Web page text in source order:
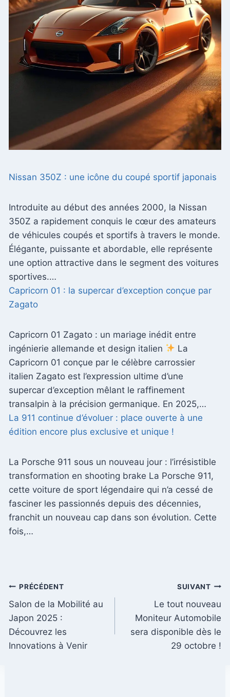
Nissan 350Z : une icône du coupé sportif japonais
Introduite au début des années 2000, la Nissan
350Z a rapidement conquis le cœur des amateurs
de véhicules coupés et sportifs à travers le monde.
Élégante, puissante et abordable, elle représente
une option attractive dans le segment des voitures
sportives.…
Capricorn 01 : la supercar d’exception conçue par
Zagato
Capricorn 01 Zagato : un mariage inédit entre
ingénierie allemande et design italien
La
Capricorn 01 conçue par le célèbre carrossier
italien Zagato est l’expression ultime d’une
supercar d’exception mêlant le raffinement
transalpin à la précision germanique. En 2025,…
La 911 continue d’évoluer : place ouverte à une
édition encore plus exclusive et unique !
La Porsche 911 sous un nouveau jour : l’irrésistible
transformation en shooting brake La Porsche 911,
cette voiture de sport légendaire qui n’a cessé de
fasciner les passionnés depuis des décennies,
franchit un nouveau cap dans son évolution. Cette
fois,…
Navigation
de
l’article
PRÉCÉDENT
Salon de la Mobilité au
Japon 2025 :
Découvrez les
Innovations à Venir
SUIVANT
Le tout nouveau
Moniteur Automobile
sera disponible dès le
29 octobre !